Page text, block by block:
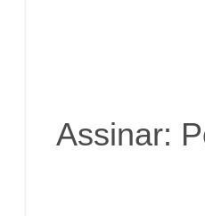
Assinar: